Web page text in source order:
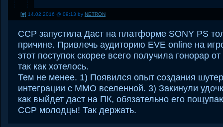
[#] 14.02.2016 @ 09:13 by NETRON
CCP запустила Даст на платформе SONY PS
причине. Привлечь аудиторию EVE online на
этот поступок скорее всего получила гонорар
так как хотелось.
Тем не менее. 1) Появился опыт создания
интеграции с ММО вселенной. 3) Закинули
как выйдет даст на ПК, обязательно его
CCP молодцы! Так держать.